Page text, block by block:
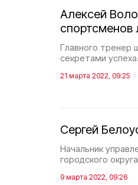
Алексей
спортсменов
Главного тренер
секретами успеха.
21 марта 2022, 09:25
Сергей
Начальник
городского
9 марта 2022, 09:26